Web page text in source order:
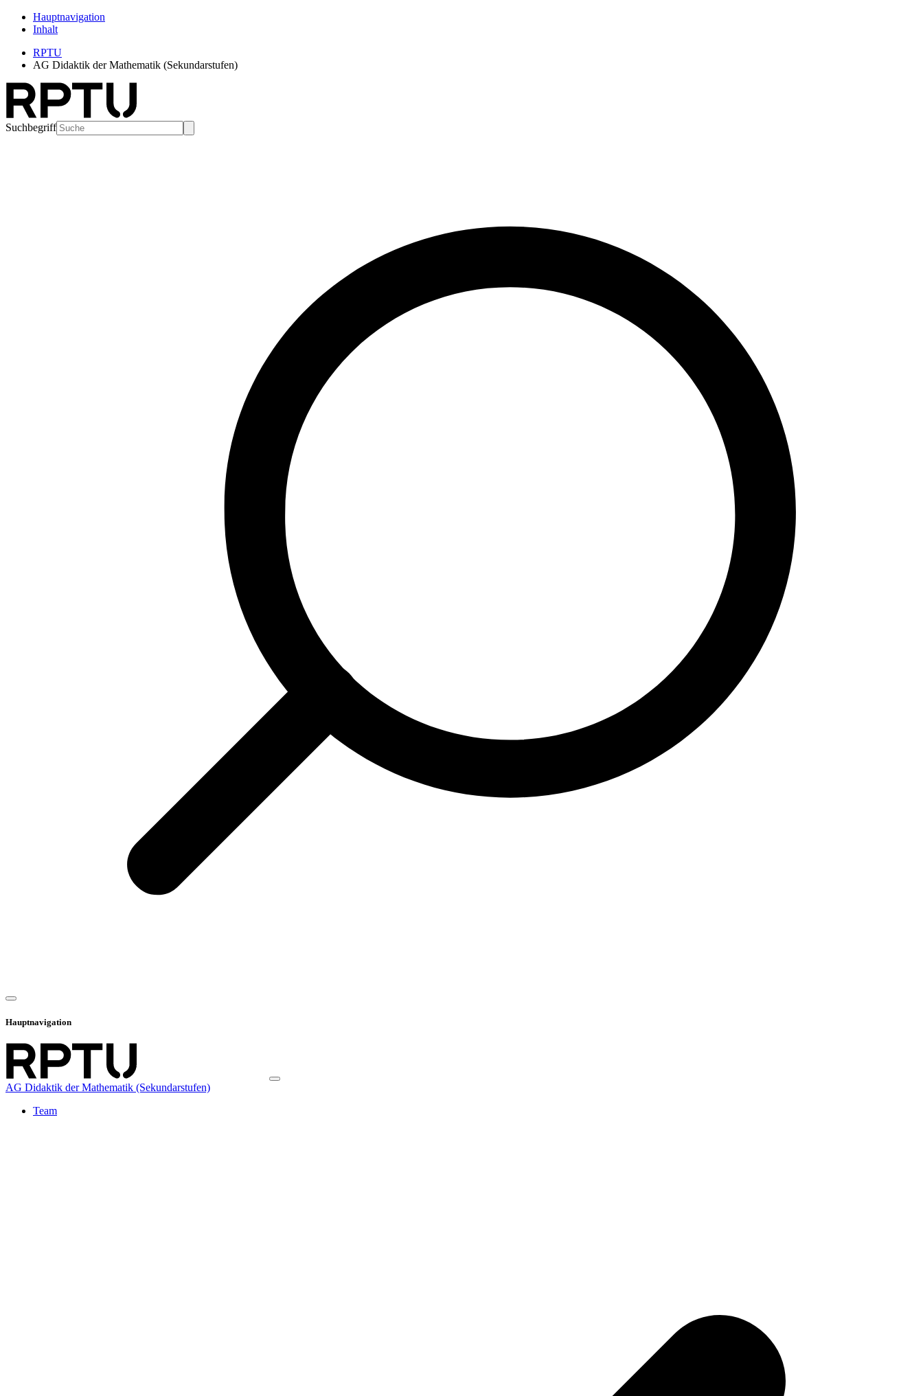
Hauptnavigation
Inhalt
RPTU
AG Didaktik der Mathematik (Sekundarstufen)
Suchbegriff
Hauptnavigation
AG Didaktik der Mathematik (Sekundarstufen)
Team